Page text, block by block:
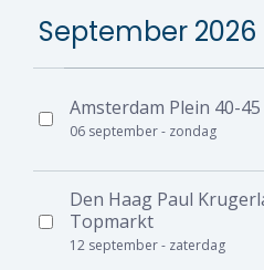
September 2026
Amsterdam Plein 40-45
06 september - zondag
Den Haag Paul
Topmarkt
12 september - zaterdag